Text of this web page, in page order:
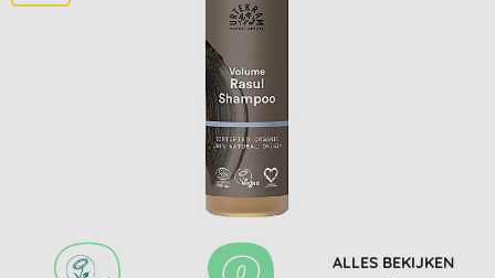
ALLES BEKIJKEN